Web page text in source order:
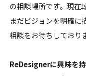
の相談場所です。現在
まだビジョンを明確に
相談をお待ちしており
ReDesignerに興味を